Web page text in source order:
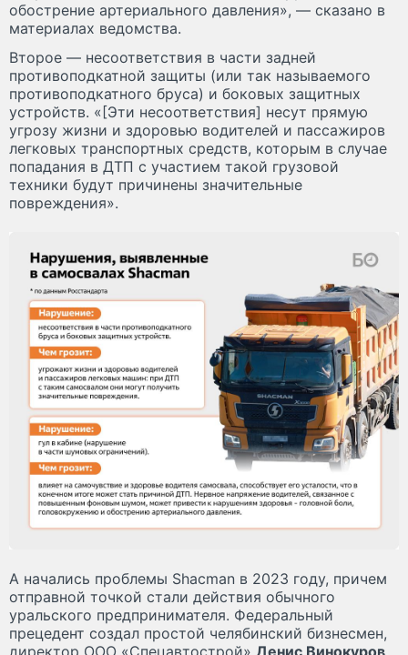
обострение артериального давления», — сказано в
материалах ведомства.
Второе — несоответствия в части задней
противоподкатной защиты (или так называемого
противоподкатного бруса) и боковых защитных
устройств. «[Эти несоответствия] несут прямую
угрозу жизни и здоровью водителей и пассажиров
легковых транспортных средств, которым в случае
попадания в ДТП с участием такой грузовой
техники будут причинены значительные
повреждения».
А начались проблемы Shacman в 2023 году, причем
отправной точкой стали действия обычного
уральского предпринимателя. Федеральный
прецедент создал простой челябинский бизнесмен,